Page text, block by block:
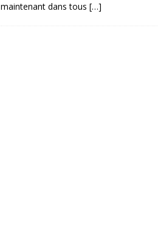
maintenant dans tous […]